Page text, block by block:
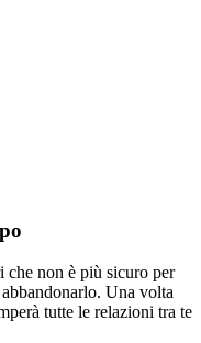
che non è più sicuro per
Una volta
tutte le relazioni tra te